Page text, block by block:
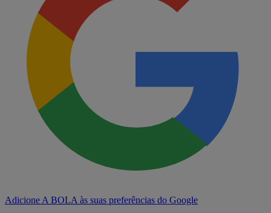
Adicione A BOLA às suas preferências do Google